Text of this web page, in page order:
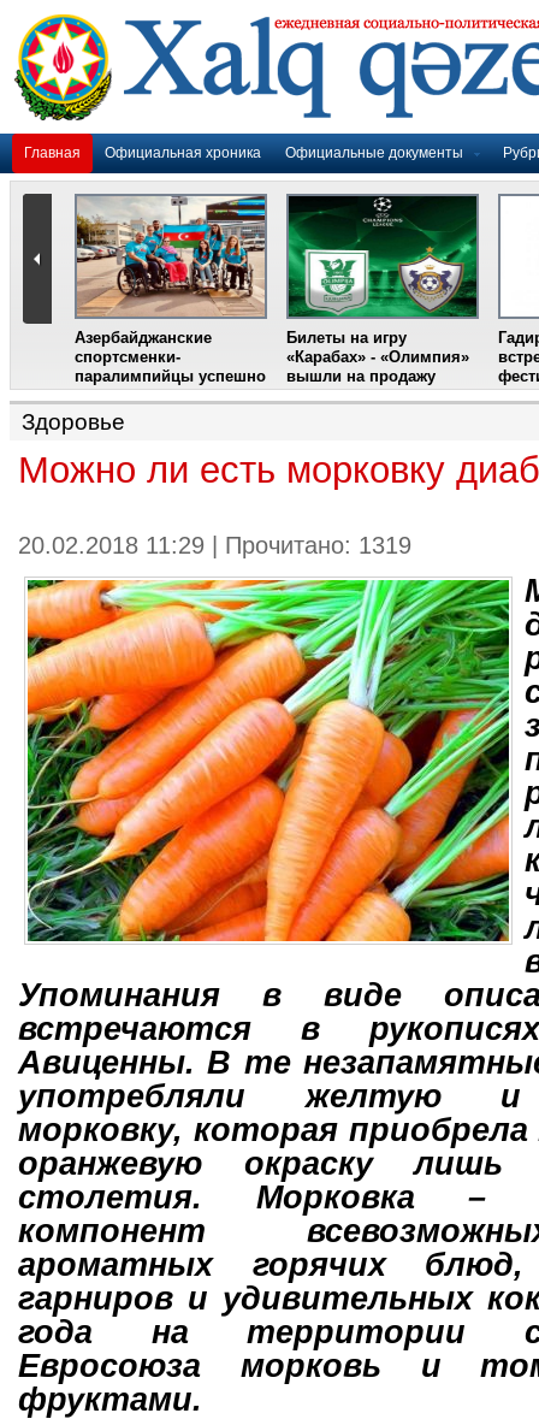
Главная Официальная хроника Официальные документы
Азербайджанские
спортсменки-
паралимпийцы успешно
выступили на III
Международном
фестивале парашютного
Билеты на игру
«Карабах» - «Олимпия»
вышли на продажу
Здоровье
Можно ли есть морковку
20.02.2018 11:29 | Прочитано: 1319
Упоминания в виде
встречаются в
Авиценны. В те
употребляли желтую и
морковку, которая
оранжевую окраску
столетия. Морковка –
компонент
ароматных горячих
гарниров и удивительных
года на территории
Евросоюза морковь и
фруктами.